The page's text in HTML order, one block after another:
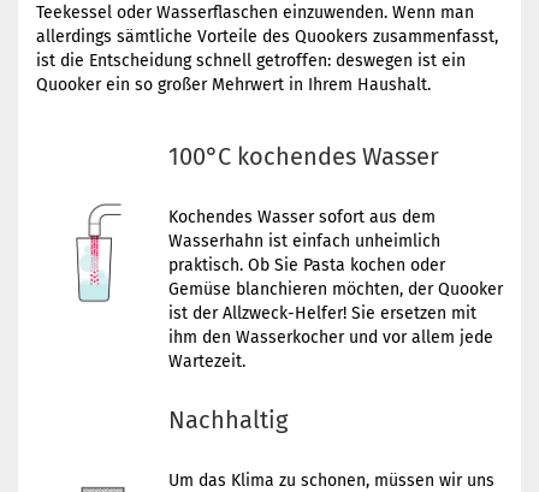
Teekessel oder Wasserflaschen einzuwenden. Wenn man
allerdings sämtliche Vorteile des Quookers zusammenfasst,
ist die Entscheidung schnell getroffen: deswegen ist ein
Quooker ein so großer Mehrwert in Ihrem Haushalt.
100°C kochendes Wasser
Kochendes Wasser sofort aus dem
Wasserhahn ist einfach unheimlich
praktisch. Ob Sie Pasta kochen oder
Gemüse blanchieren möchten, der Quooker
ist der Allzweck-Helfer! Sie ersetzen mit
ihm den Wasserkocher und vor allem jede
Wartezeit.
Nachhaltig
Um das Klima zu schonen, müssen wir uns